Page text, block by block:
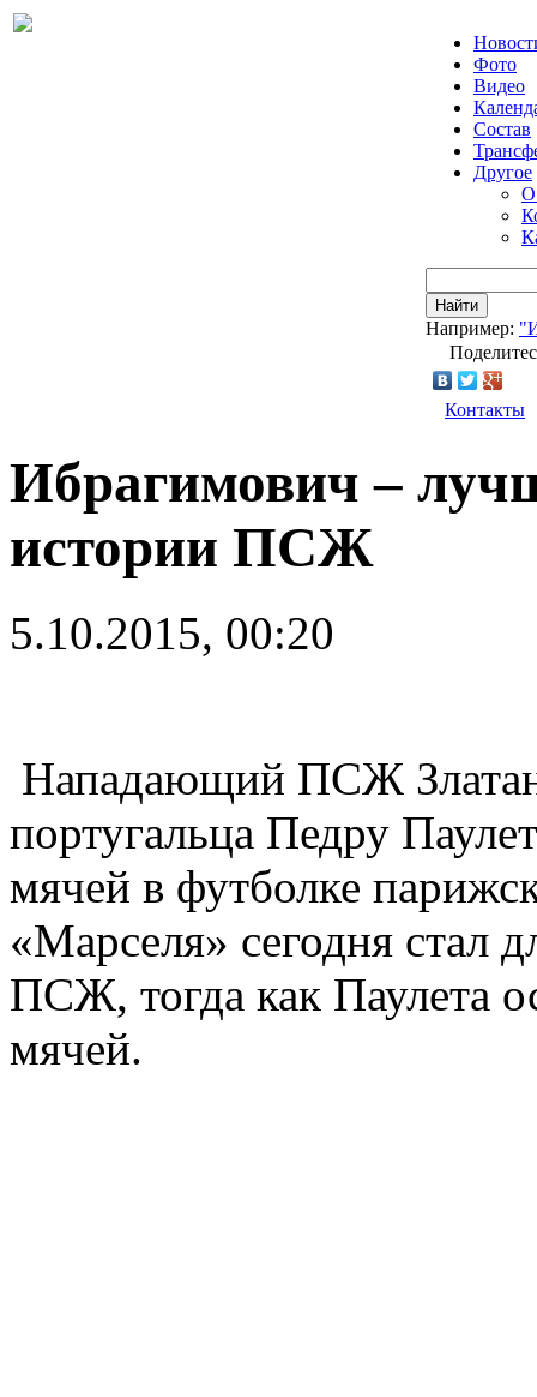
Фото
Видео
Состав
Другое
О
Найти
Например:
Контакты
Ибрагимович –
истории ПСЖ
5.10.2015, 00:20
Нападающий ПСЖ
португальца Педру
мячей в футболке
«Марселя» сегодня стал
ПСЖ, тогда как Паулета
мячей.